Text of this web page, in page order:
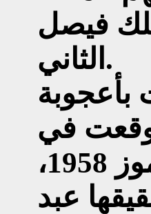
فيصل
الثاني.
بأعجوبة
وقعت في
ذلك القصر صبيحة 14 تموز 1958،
عبد